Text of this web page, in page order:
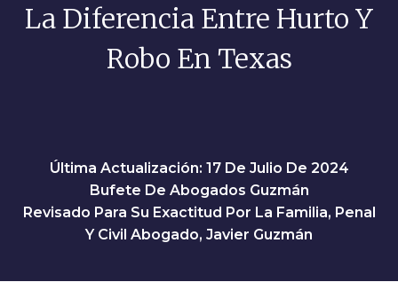
La Diferencia Entre Hurto Y
Robo En Texas
Última Actualización: 17 De Julio De 2024
Bufete De Abogados Guzmán
Revisado Para Su Exactitud Por La Familia, Penal
Y Civil Abogado, Javier Guzmán